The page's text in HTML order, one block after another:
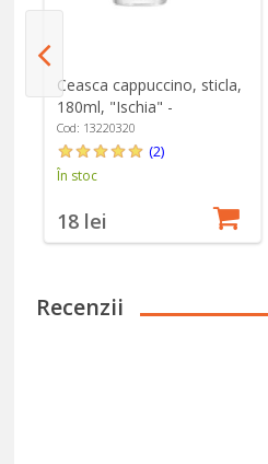
Ceasca cappuccino, sticla,
180ml, "Ischia" -
Borgonovo
Cod: 13220320
(2)
În stoc
18 lei
Recenzii